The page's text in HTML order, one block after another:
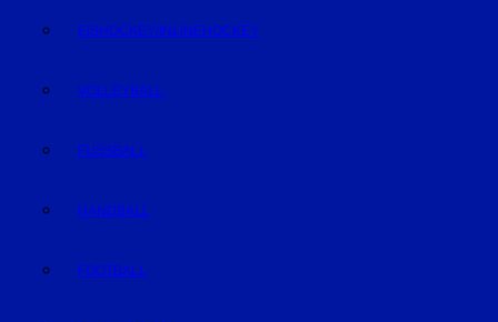
EISHOCKEY/INLINEHOCKEY
VOLLEYBALL
FUSSBALL
HANDBALL
FOOTBALL